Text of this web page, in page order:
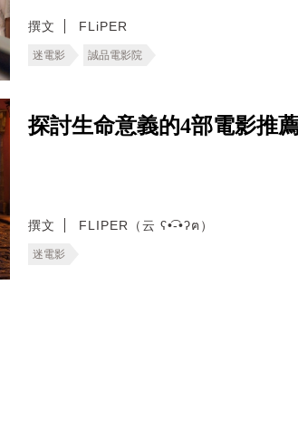
撰文 FLiPER
迷電影 誠品電影院
探討生命意義的4部電影推
撰文 FLIPER（云 ʕ•͡-•ʔฅ）
迷電影